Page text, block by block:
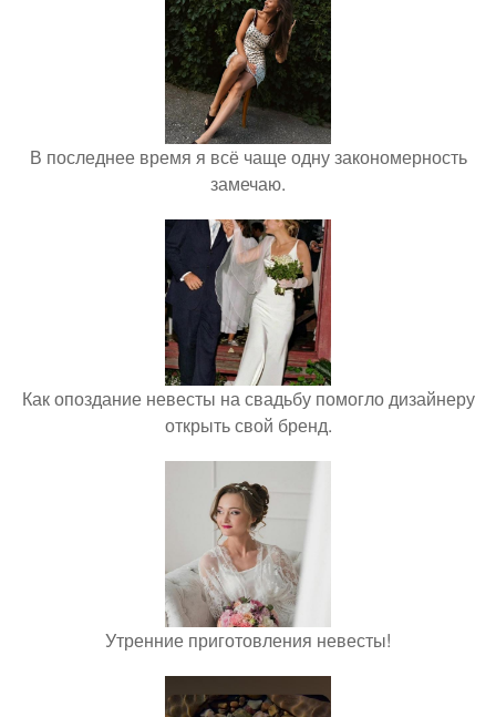
В последнее время я всё чаще одну закономерность
замечаю.
Как опоздание невесты на свадьбу помогло дизайнеру
открыть свой бренд.
Утренние приготовления невесты!